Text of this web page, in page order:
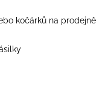
kočárků na prodejně